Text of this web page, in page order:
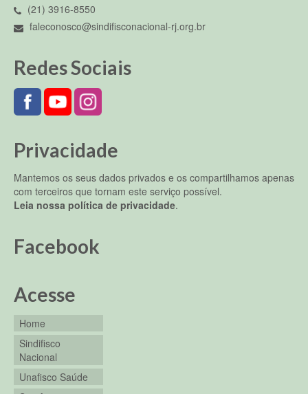
(21) 3916-8550
faleconosco@sindifisconacional-rj.org.br
Redes Sociais
Privacidade
Mantemos os seus dados privados e os compartilhamos apenas
com terceiros que tornam este serviço possível.
Leia nossa política de privacidade.
Facebook
Acesse
Home
Sindifisco
Nacional
Unafisco Saúde